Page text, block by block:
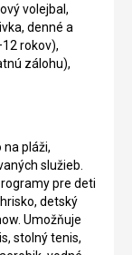
volejbal,
denné a
rokov),
zálohu),
na pláži,
služieb.
pre deti
detský
Umožňuje
stolný tenis,